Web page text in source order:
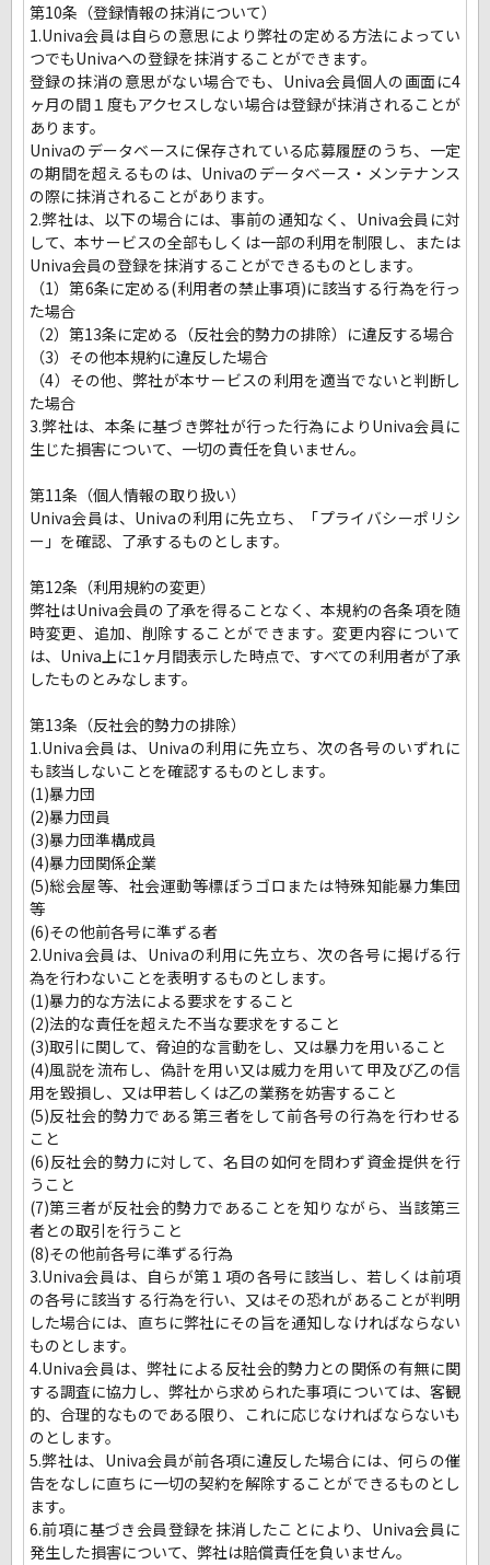
第10条（登録情報の抹消について）
1.Univa会員は自らの意思により弊社の定める方法によってい
つでもUnivaへの登録を抹消することができます。
登録の抹消の意思がない場合でも、Univa会員個人の画面に4
ヶ月の間１度もアクセスしない場合は登録が抹消されることが
あります。
Univaのデータベースに保存されている応募履歴のうち、一定
の期間を超えるものは、Univaのデータベース・メンテナンス
の際に抹消されることがあります。
2.弊社は、以下の場合には、事前の通知なく、Univa会員に対
して、本サービスの全部もしくは一部の利用を制限し、または
Univa会員の登録を抹消することができるものとします。
（1）第6条に定める(利用者の禁止事項)に該当する行為を行っ
た場合
（2）第13条に定める（反社会的勢力の排除）に違反する場合
（3）その他本規約に違反した場合
（4）その他、弊社が本サービスの利用を適当でないと判断し
た場合
3.弊社は、本条に基づき弊社が行った行為によりUniva会員に
生じた損害について、一切の責任を負いません。
第11条（個人情報の取り扱い）
Univa会員は、Univaの利用に先立ち、「プライバシーポリシ
ー」を確認、了承するものとします。
第12条（利用規約の変更）
弊社はUniva会員の了承を得ることなく、本規約の各条項を随
時変更、追加、削除することができます。変更内容について
は、Univa上に1ヶ月間表示した時点で、すべての利用者が了承
したものとみなします。
第13条（反社会的勢力の排除）
1.Univa会員は、Univaの利用に先立ち、次の各号のいずれに
も該当しないことを確認するものとします。
(1)暴力団
(2)暴力団員
(3)暴力団準構成員
(4)暴力団関係企業
(5)総会屋等、社会運動等標ぼうゴロまたは特殊知能暴力集団
等
(6)その他前各号に準ずる者
2.Univa会員は、Univaの利用に先立ち、次の各号に掲げる行
為を行わないことを表明するものとします。
(1)暴力的な方法による要求をすること
(2)法的な責任を超えた不当な要求をすること
(3)取引に関して、脅迫的な言動をし、又は暴力を用いること
(4)風説を流布し、偽計を用い又は威力を用いて甲及び乙の信
用を毀損し、又は甲若しくは乙の業務を妨害すること
(5)反社会的勢力である第三者をして前各号の行為を行わせる
こと
(6)反社会的勢力に対して、名目の如何を問わず資金提供を行
うこと
(7)第三者が反社会的勢力であることを知りながら、当該第三
者との取引を行うこと
(8)その他前各号に準ずる行為
3.Univa会員は、自らが第１項の各号に該当し、若しくは前項
の各号に該当する行為を行い、又はその恐れがあることが判明
した場合には、直ちに弊社にその旨を通知しなければならない
ものとします。
4.Univa会員は、弊社による反社会的勢力との関係の有無に関
する調査に協力し、弊社から求められた事項については、客観
的、合理的なものである限り、これに応じなければならないも
のとします。
5.弊社は、Univa会員が前各項に違反した場合には、何らの催
告をなしに直ちに一切の契約を解除することができるものとし
ます。
6.前項に基づき会員登録を抹消したことにより、Univa会員に
発生した損害について、弊社は賠償責任を負いません。